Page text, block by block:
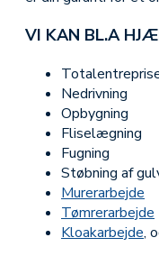
VI KAN BL.A
Nedrivning
Opbygning
Fliselægning
Fugning
Støbning af
Murerarbejde
Tømrerarbejde
Kloakarbejde,